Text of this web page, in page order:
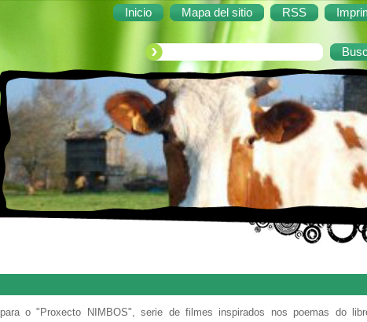
Inicio Mapa del sitio RSS
para o "Proxecto NIMBOS", serie de filmes inspirados nos poemas do